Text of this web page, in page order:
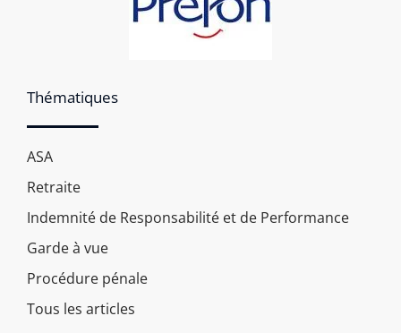
Thématiques
ASA
Retraite
Indemnité de Responsabilité et de Performance
Garde à vue
Procédure pénale
Tous les articles